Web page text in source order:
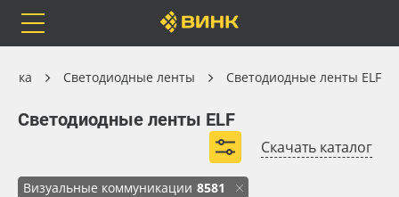
Каталог
Весь каталог
Светодиодные ленты Светодиодные ленты ELF
Светодиодные ленты ELF
Скачать каталог
Визуальные коммуникации 8581
Светодиодные ленты
Светодиодные ленты ELF
Светодиодные ленты ELF ZigZag